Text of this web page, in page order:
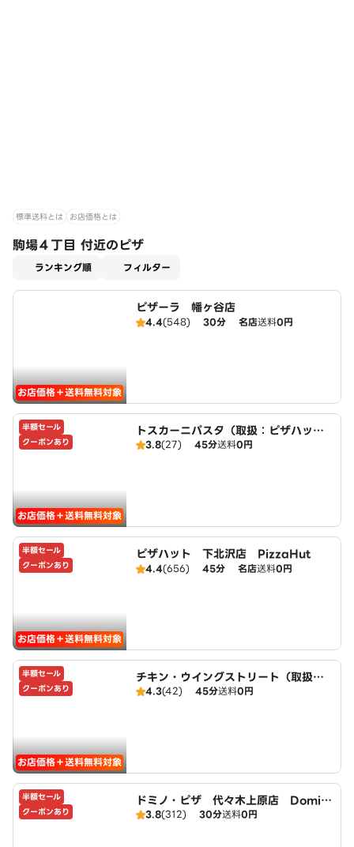
標準送料とは お店価格とは
駒場４丁目 付近のピザ
ランキング順 フィルター
お店価格＋送料無料対象
ピザーラ 幡ヶ谷店
4.4(548) 30分 名店送料0円
半額セール
クーポンあり
お店価格＋送料無料対象
トスカーニパスタ（取扱：ピザハット
下北沢店）
3.8(27) 45分送料0円
半額セール
クーポンあり
お店価格＋送料無料対象
ピザハット 下北沢店 PizzaHut
4.4(656) 45分 名店送料0円
半額セール
クーポンあり
お店価格＋送料無料対象
チキン・ウイングストリート（取扱：
ピザハット下北沢店）
4.3(42) 45分送料0円
半額セール
クーポンあり
ドミノ・ピザ 代々木上原店 Domin
o's3.8(312) 30分送料0円